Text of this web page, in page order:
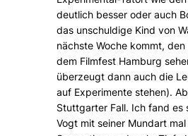
deutlich besser oder auch
das unschuldige Kind von
nächste Woche kommt,
dem Filmfest Hamburg
überzeugt dann auch die
auf Experimente stehen).
Stuttgarter Fall. Ich fand es
Vogt mit seiner Mundart mal